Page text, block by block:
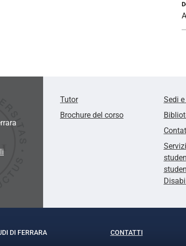
Tutor
Brochure del corso
Sedi
DI FERRARA CONTATTI